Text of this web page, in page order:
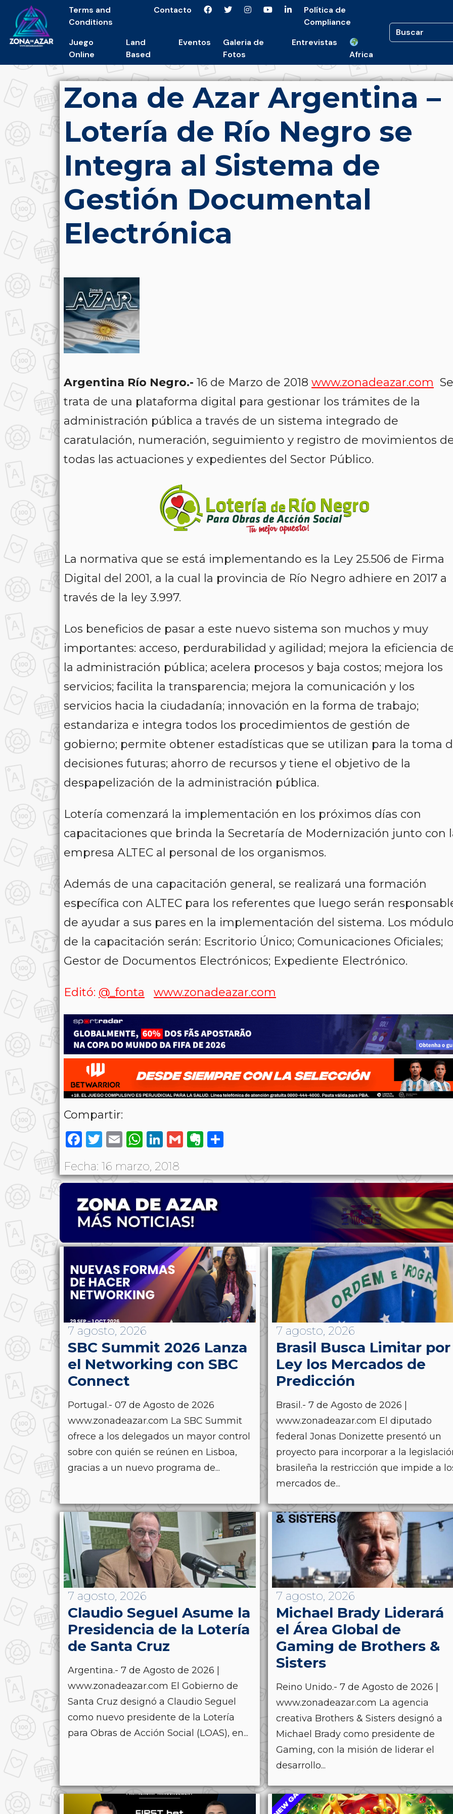
Terms and
Conditions
Contacto
Política de
Compliance
Juego
Online
Land
Based
Eventos
Galeria de
Fotos
Entrevistas
Africa
Zona de Azar Argentina –
Lotería de Río Negro se
Integra al Sistema de
Gestión Documental
Electrónica
Argentina Río Negro.- 16 de Marzo de 2018 www.zonadeazar.com Se
trata de una plataforma digital para gestionar los trámites de la
administración pública a través de un sistema integrado de
caratulación, numeración, seguimiento y registro de movimientos
todas las actuaciones y expedientes del Sector Público.
La normativa que se está implementando es la Ley 25.506 de Firma
Digital del 2001, a la cual la provincia de Río Negro adhiere en 2017 a
través de la ley 3.997.
Los beneficios de pasar a este nuevo sistema son muchos y muy
importantes: acceso, perdurabilidad y agilidad; mejora la eficiencia
la administración pública; acelera procesos y baja costos; mejora los
servicios; facilita la transparencia; mejora la comunicación y los
servicios hacia la ciudadanía; innovación en la forma de trabajo;
estandariza e integra todos los procedimientos de gestión de
gobierno; permite obtener estadísticas que se utilizan para la toma
decisiones futuras; ahorro de recursos y tiene el objetivo de la
despapelización de la administración pública.
Lotería comenzará la implementación en los próximos días con
capacitaciones que brinda la Secretaría de Modernización junto con
empresa ALTEC al personal de los organismos.
Además de una capacitación general, se realizará una formación
específica con ALTEC para los referentes que luego serán
de ayudar a sus pares en la implementación del sistema. Los
de la capacitación serán: Escritorio Único; Comunicaciones Oficiales;
Gestor de Documentos Electrónicos; Expediente Electrónico.
Editó: @_fonta www.zonadeazar.com
Compartir:
Facebook
Twitter
EmailWhatsApp
LinkedIn
GmailEvernote
Fecha: 16 marzo, 2018
7 agosto, 2026
SBC Summit 2026 Lanza
el Networking con SBC
Connect
Portugal.- 07 de Agosto de 2026
www.zonadeazar.com La SBC Summit
ofrece a los delegados un mayor control
sobre con quién se reúnen en Lisboa,
gracias a un nuevo programa de...
7 agosto, 2026
Brasil Busca Limitar por
Ley los Mercados de
Predicción
Brasil.- 7 de Agosto de 2026 |
www.zonadeazar.com El diputado
federal Jonas Donizette presentó un
proyecto para incorporar a la
brasileña la restricción que impide a
mercados de...
7 agosto, 2026
Claudio Seguel Asume la
Presidencia de la Lotería
de Santa Cruz
Argentina.- 7 de Agosto de 2026 |
www.zonadeazar.com El Gobierno de
Santa Cruz designó a Claudio Seguel
como nuevo presidente de la Lotería
para Obras de Acción Social (LOAS), en...
7 agosto, 2026
Michael Brady Liderará
el Área Global de
Gaming de Brothers &
Sisters
Reino Unido.- 7 de Agosto de 2026 |
www.zonadeazar.com La agencia
creativa Brothers & Sisters designó a
Michael Brady como presidente de
Gaming, con la misión de liderar el
desarrollo...